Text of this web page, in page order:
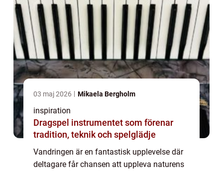
03 maj 2026 Mikaela Bergholm
inspiration
Dragspel instrumentet som förenar
tradition, teknik och spelglädje
Vandringen är en fantastisk upplevelse där
deltagare får chansen att uppleva naturens